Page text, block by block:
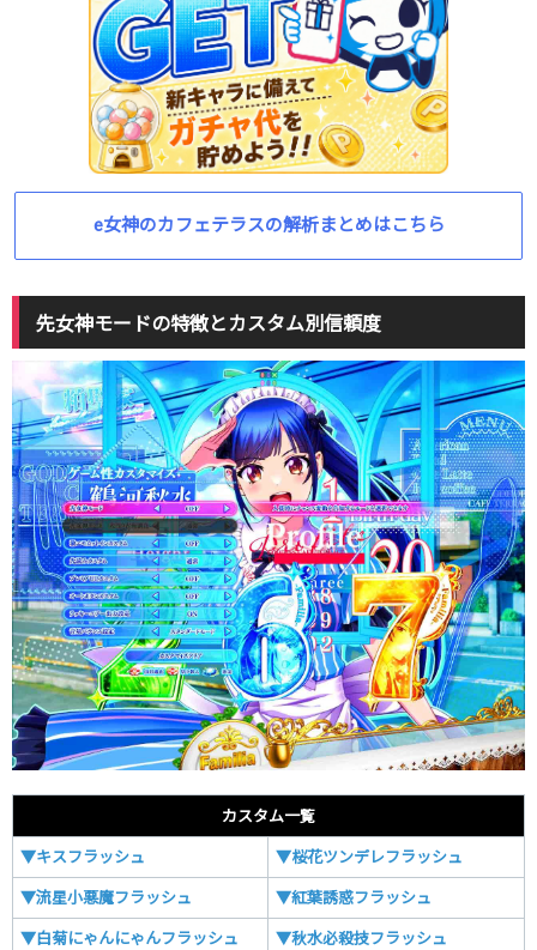
e女神のカフェテラスの解析まとめはこちら
先女神モードの特徴とカスタム別信頼度
カスタム一覧
▼キスフラッシュ ▼桜花ツンデレフラッシュ
▼流星小悪魔フラッシュ ▼紅葉誘惑フラッシュ
▼白菊にゃんにゃんフラッシュ ▼秋水必殺技フラッシュ